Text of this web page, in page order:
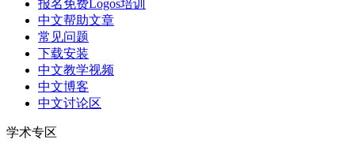
报名免费Logos培训
中文帮助文章
常见问题
下载安装
中文教学视频
中文博客
中文讨论区
学术专区